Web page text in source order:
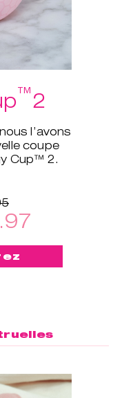
™2
l’avons
coupe
Cup™ 2.